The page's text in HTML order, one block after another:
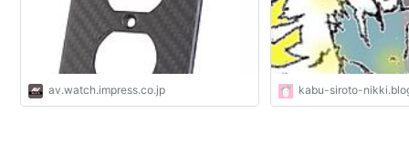
av.watch.impress.co.jp kabu-siroto-